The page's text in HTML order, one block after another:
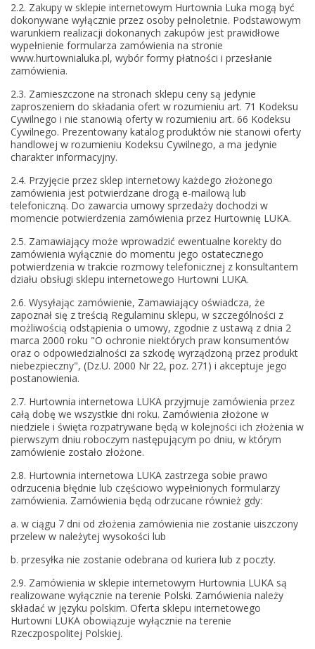
2.2. Zakupy w sklepie internetowym Hurtownia Luka mogą być
dokonywane wyłącznie przez osoby pełnoletnie. Podstawowym
warunkiem realizacji dokonanych zakupów jest prawidłowe
wypełnienie formularza zamówienia na stronie
www.hurtownialuka.pl, wybór formy płatności i przesłanie
zamówienia.
2.3. Zamieszczone na stronach sklepu ceny są jedynie
zaproszeniem do składania ofert w rozumieniu art. 71 Kodeksu
Cywilnego i nie stanowią oferty w rozumieniu art. 66 Kodeksu
Cywilnego. Prezentowany katalog produktów nie stanowi oferty
handlowej w rozumieniu Kodeksu Cywilnego, a ma jedynie
charakter informacyjny.
2.4. Przyjęcie przez sklep internetowy każdego złożonego
zamówienia jest potwierdzane drogą e-mailową lub
telefoniczną. Do zawarcia umowy sprzedaży dochodzi w
momencie potwierdzenia zamówienia przez Hurtownię LUKA.
2.5. Zamawiający może wprowadzić ewentualne korekty do
zamówienia wyłącznie do momentu jego ostatecznego
potwierdzenia w trakcie rozmowy telefonicznej z konsultantem
działu obsługi sklepu internetowego Hurtowni LUKA.
2.6. Wysyłając zamówienie, Zamawiający oświadcza, że
zapoznał się z treścią Regulaminu sklepu, w szczególności z
możliwością odstąpienia o umowy, zgodnie z ustawą z dnia 2
marca 2000 roku "O ochronie niektórych praw konsumentów
oraz o odpowiedzialności za szkodę wyrządzoną przez produkt
niebezpieczny", (Dz.U. 2000 Nr 22, poz. 271) i akceptuje jego
postanowienia.
2.7. Hurtownia internetowa LUKA przyjmuje zamówienia przez
całą dobę we wszystkie dni roku. Zamówienia złożone w
niedziele i święta rozpatrywane będą w kolejności ich złożenia w
pierwszym dniu roboczym następującym po dniu, w którym
zamówienie zostało złożone.
2.8. Hurtownia internetowa LUKA zastrzega sobie prawo
odrzucenia błędnie lub częściowo wypełnionych formularzy
zamówienia. Zamówienia będą odrzucane również gdy:
a. w ciągu 7 dni od złożenia zamówienia nie zostanie uiszczony
przelew w należytej wysokości lub
b. przesyłka nie zostanie odebrana od kuriera lub z poczty.
2.9. Zamówienia w sklepie internetowym Hurtownia LUKA są
realizowane wyłącznie na terenie Polski. Zamówienia należy
składać w języku polskim. Oferta sklepu internetowego
Hurtowni LUKA obowiązuje wyłącznie na terenie
Rzeczpospolitej Polskiej.